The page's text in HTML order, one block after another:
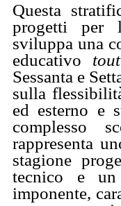
Questa
progetti per
sviluppa una
educativo
Sessanta e
sulla
ed esterno e
complesso
rappresenta
stagione
tecnico e
imponente,